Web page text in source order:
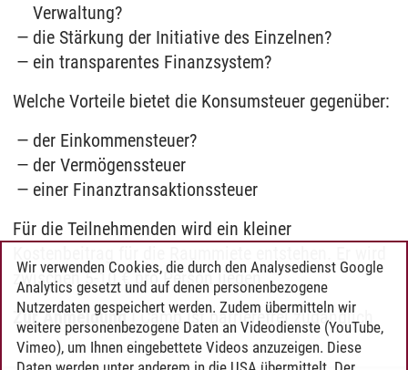
Verwaltung?
die Stärkung der Initiative des Einzelnen?
ein transparentes Finanzsystem?
Welche Vorteile bietet die Konsumsteuer gegenüber:
der Einkommensteuer?
der Vermögenssteuer
einer Finanztransaktionssteuer
Für die Teilnehmenden wird ein kleiner
zwischen 5-10 € pro Person liegen.
Zur AnmeldungI Camp ist barrierefrei zugänglich
Wir verwenden Cookies, die durch den Analysedienst Google
Analytics gesetzt und auf denen personenbezogene
Nutzerdaten gespeichert werden. Zudem übermitteln wir
weitere personenbezogene Daten an Videodienste (YouTube,
Vimeo), um Ihnen eingebettete Videos anzuzeigen. Diese